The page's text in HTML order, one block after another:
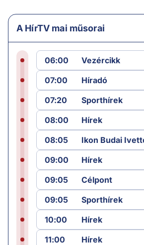
A HírTV mai műsorai
06:00
Vezércikk
07:00
Híradó
07:20
Sporthírek
08:00
Hírek
08:05
Ikon Budai
09:00
Hírek
09:05
Célpont
09:05
Sporthírek
10:00
Hírek
11:00
Hírek